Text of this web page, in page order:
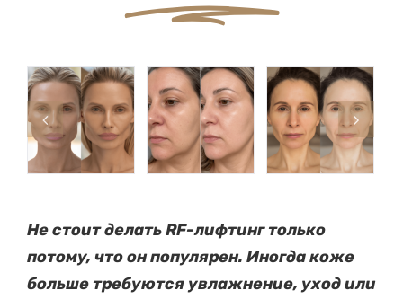
Не стоит делать RF-лифтинг только
потому, что он популярен. Иногда коже
больше требуются увлажнение, уход или